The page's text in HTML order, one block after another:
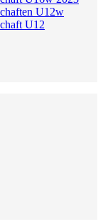
U12w
U12